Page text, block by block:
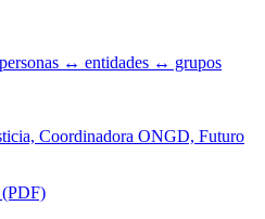
↔ entidades ↔ grupos
Coordinadora ONGD, Futuro